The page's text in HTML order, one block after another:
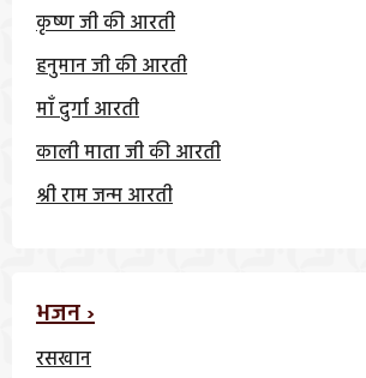
कृष्ण जी की आरती
हनुमान जी की आरती
माँ दुर्गा आरती
काली माता जी की आरती
श्री राम जन्म आरती
भजन ›
रसखान